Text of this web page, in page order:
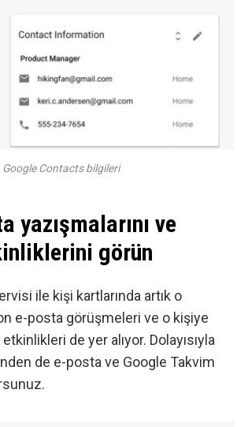
Google Contacts bilgileri
yazışmalarını ve
görün
ile kişi kartlarında artık o
e-posta görüşmeleri ve o kişiye
de yer alıyor. Dolayısıyla
de e-posta ve Google Takvim